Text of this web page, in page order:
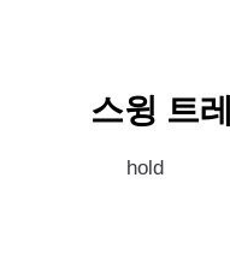
스윙 트
hold